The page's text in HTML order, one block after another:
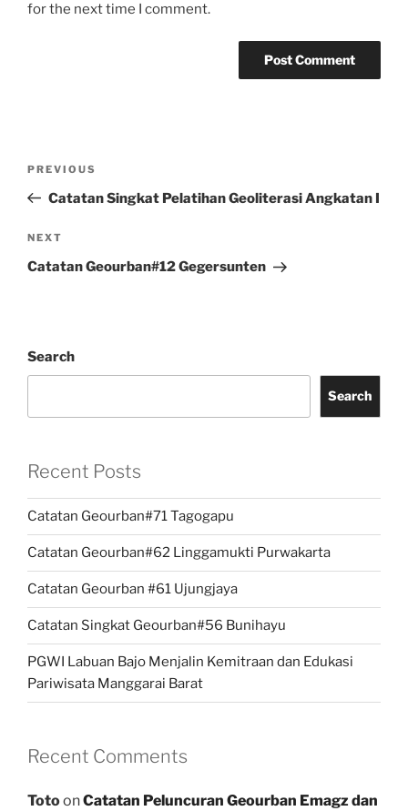
for the next time I comment.
Previous
Post
PREVIOUS
Catatan Singkat Pelatihan Geoliterasi Angkatan I
Next
Post
NEXT
Catatan Geourban#12 Gegersunten
Search
Search
Recent Posts
Catatan Geourban#71 Tagogapu
Catatan Geourban#62 Linggamukti Purwakarta
Catatan Geourban #61 Ujungjaya
Catatan Singkat Geourban#56 Bunihayu
PGWI Labuan Bajo Menjalin Kemitraan dan Edukasi
Pariwisata Manggarai Barat
Recent Comments
TotoonCatatan Peluncuran Geourban Emagz dan